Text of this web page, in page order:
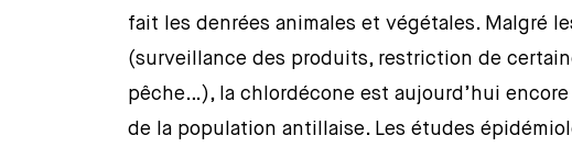
fait les denrées animales et végétales. Malgré
(surveillance des produits, restriction de
pêche…), la chlordécone est aujourd’hui
de la population antillaise. Les études